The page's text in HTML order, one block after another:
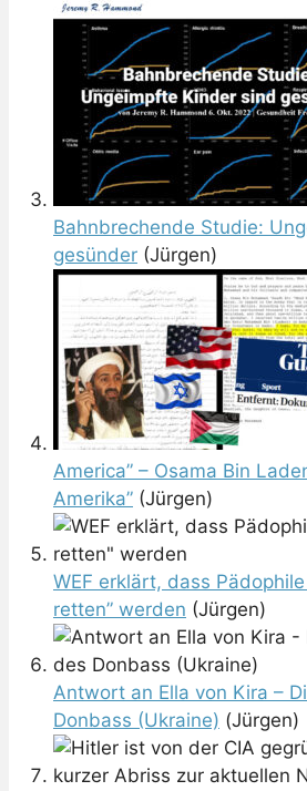
Bahnbrechende Studie:
gesünder (Jürgen)
America” – Osama Bin
Amerika” (Jürgen)
WEF erklärt, dass
retten” werden (Jürgen)
Antwort an Ella von Kira –
Donbass (Ukraine) (Jürgen)